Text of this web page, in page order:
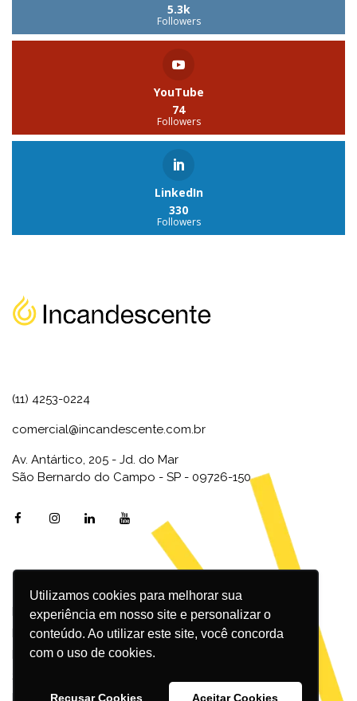
Utilizamos cookies para melhorar sua
experiência em nosso site e personalizar o
conteúdo. Ao utilizar este site, você concorda
com o uso de cookies.
Recusar Cookies Aceitar Cookies
5.3k
Followers
YouTube
74
Followers
LinkedIn
330
Followers
(11) 4253-0224
comercial@incandescente.com.br
Av. Antártico, 205 - Jd. do Mar
São Bernardo do Campo - SP - 09726-150
Marketing Digital
Inbound Marketing
Redes Sociais
SEO
Design